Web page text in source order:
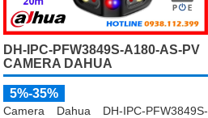
DH-IPC-PFW3849S-A180-AS-PV
CAMERA DAHUA
5%-35%
Camera Dahua DH-IPC-PFW3849S-